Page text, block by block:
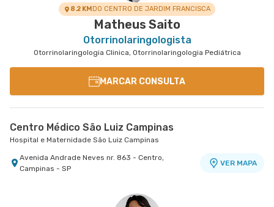
8.2 KMDO CENTRO DE JARDIM FRANCISCA
Matheus Saito
Otorrinolaringologista
Otorrinolaringologia Clinica, Otorrinolaringologia Pediátrica
MARCAR CONSULTA
Centro Médico São Luiz Campinas
Hospital e Maternidade São Luiz Campinas
Avenida Andrade Neves nr. 863 - Centro,
Campinas - SP
VER MAPA